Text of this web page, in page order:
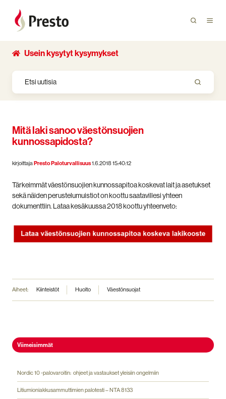
Usein kysytyt kysymykset
Mitä laki sanoo väestönsuojien
kunnossapidosta?
kirjoittaja Presto Paloturvallisuus1.6.2018 15:40:12
Tärkeimmät väestönsuojien kunnossapitoa koskevat lait ja asetukset
sekä näiden perustelumuistiot on koottu saatavillesi yhteen
dokumenttiin. Lataa kesäkuussa 2018 koottu yhteenveto:
Aiheet: Kiinteistöt Huolto Väestönsuojat
Viimeisimmät
Nordic 10 -palovaroitin: ohjeet ja vastaukset yleisiin ongelmiin
Litiumioniakkusammuttimien palotesti – NTA 8133